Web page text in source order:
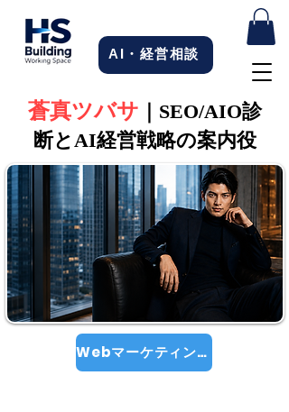
AI・経営相談
蒼真ツバサ ｜SEO/AIO診
断とAI経営戦略の案内役
Webマーケティングの相談